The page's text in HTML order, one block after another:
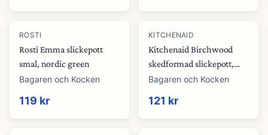
ROSTI
Rosti Emma slickepott
smal, nordic green
Bagaren och Kocken
119 kr
KITCHENAID
Kitchenaid Birchwood
skedformad slickepott,
empire red
Bagaren och Kocken
121 kr